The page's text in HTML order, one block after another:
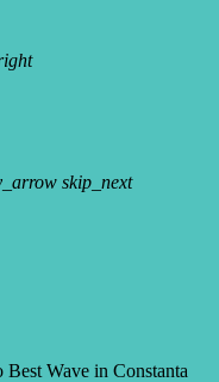
skip_next
Best Wave in Constanta